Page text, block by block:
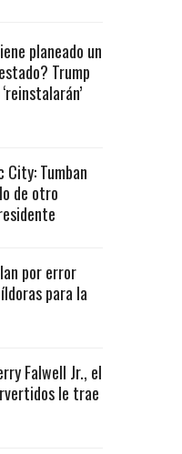
planeado un
Trump
Tumban
de otro
por error
para la
Falwell Jr., el
le trae